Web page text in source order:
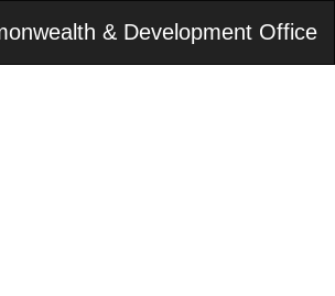
& Development Office